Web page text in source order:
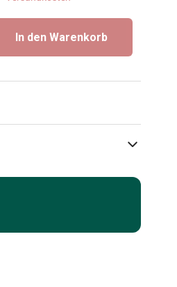
In den Warenkorb
100 Teile)